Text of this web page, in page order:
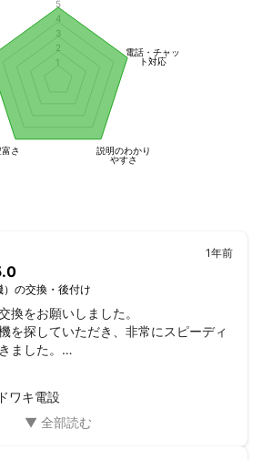
電話・チャッ
ト対応
説明のわかり
やすさ
さ
1
2
3
4
5
の交換・後付け
1年前
換をお願いしました。
を探していただき、非常にスピーディ
ました。
ワキ電設